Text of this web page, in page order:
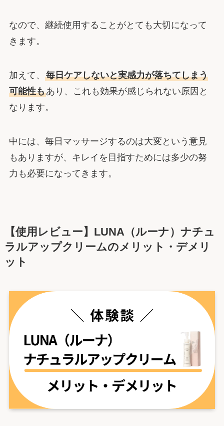
なので、継続使用することがとても大切になって
きます。
加えて、 毎日ケアしないと実感力が落ちてしまう
可能性もあり、これも効果が感じられない原因と
なります。
中には、毎日マッサージするのは大変という意見
もありますが、キレイを目指すためには多少の努
力も必要になってきます。
【使用レビュー】LUNA（ルーナ）ナチュ
ラルアップクリームのメリット・デメリ
ット